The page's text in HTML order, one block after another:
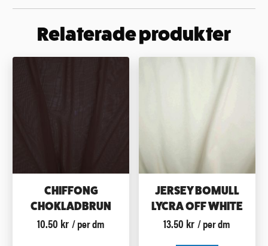
Relaterade produkter
CHIFFONG
CHOKLADBRUN
10.50 kr / per dm
JERSEY BOMULL
LYCRA OFF WHITE
13.50 kr / per dm